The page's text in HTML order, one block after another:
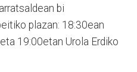
bi
plazan: 18:30ean
19:00etan Urola Erdiko